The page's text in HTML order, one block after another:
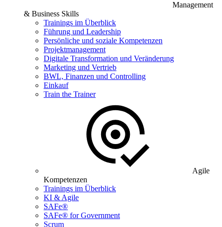
Management
& Business Skills
Trainings im Überblick
Führung und Leadership
Persönliche und soziale Kompetenzen
Projektmanagement
Digitale Transformation und Veränderung
Marketing und Vertrieb
BWL, Finanzen und Controlling
Einkauf
Train the Trainer
Agile
Kompetenzen
Trainings im Überblick
KI & Agile
SAFe®
SAFe® for Government
Scrum